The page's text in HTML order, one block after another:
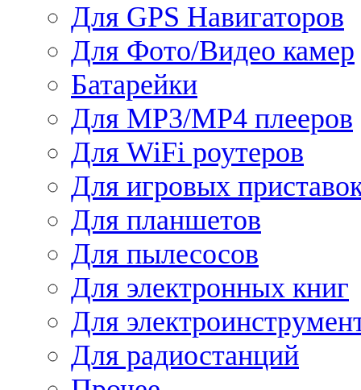
Для GPS Навигаторов
Для Фото/Видео камер
Батарейки
Для MP3/MP4 плееров
Для WiFi роутеров
Для игровых
Для планшетов
Для пылесосов
Для электронных книг
Для
Для радиостанций